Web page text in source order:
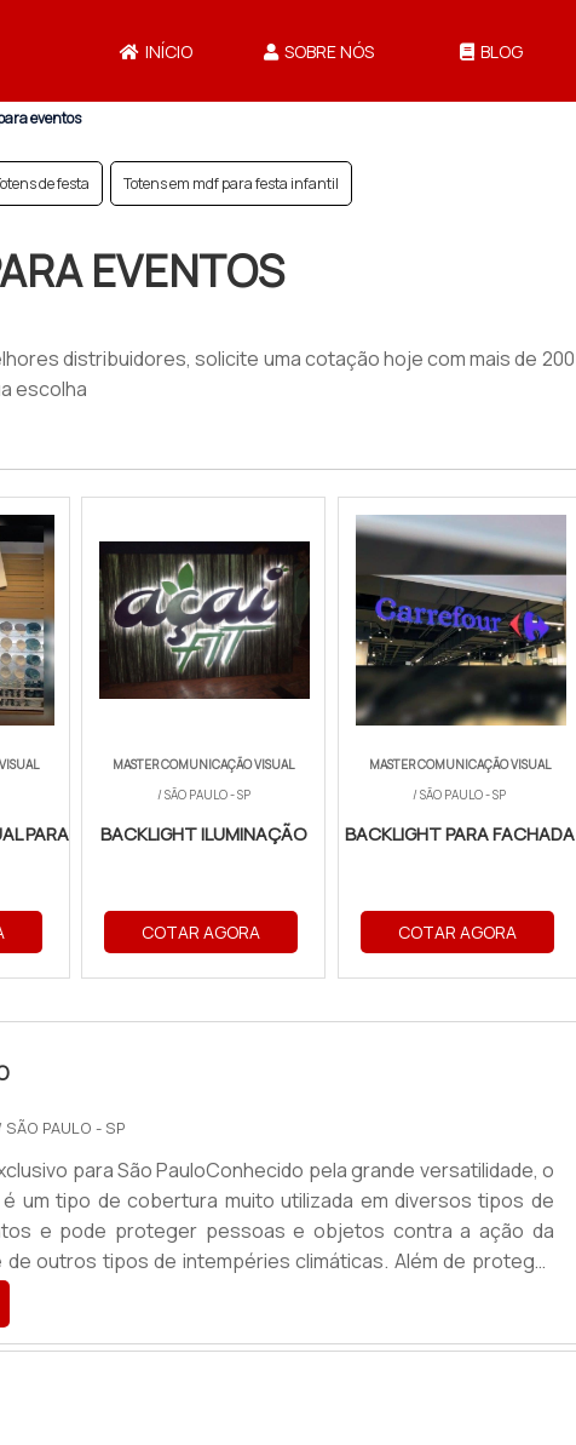
INÍCIO SOBRE NÓS BLOG
eventos
de festa Totens em mdf para festa infantil
EVENTOS
distribuidores, solicite uma cotação hoje com mais de 200
escolha
PARA
MASTER COMUNICAÇÃO VISUAL
/ SÃO PAULO - SP
BACKLIGHT ILUMINAÇÃO
COTAR AGORA
MASTER COMUNICAÇÃO VISUAL
/ SÃO PAULO - SP
BACKLIGHT PARA FACHADA
COTAR AGORA
SÃO PAULO - SP
para São PauloConhecido pela grande versatilidade, o
um tipo de cobertura muito utilizada em diversos tipos de
e pode proteger pessoas e objetos contra a ação da
de outros tipos de intempéries climáticas. Além de proteger
abrigados sob o mesmo. O PRODUTO GARANTE DIVERSAS
assim, os toldos podem se tornar ótimas alternativas